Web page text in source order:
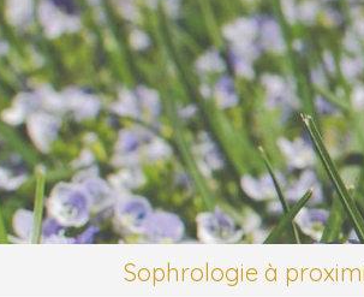
Sophrologie à